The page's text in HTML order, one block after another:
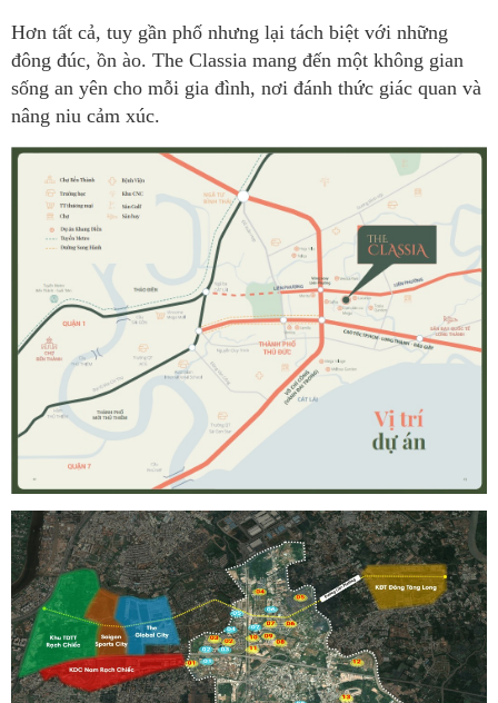
Hơn tất cả, tuy gần phố nhưng lại tách biệt với những
đông đúc, ồn ào. The Classia mang đến một không gian
sống an yên cho mỗi gia đình, nơi đánh thức giác quan và
nâng niu cảm xúc.